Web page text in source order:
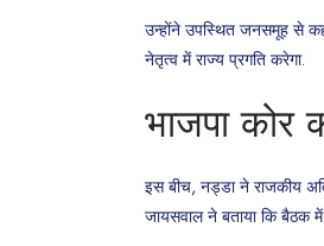
उन्होंने उपस्थित जनसमूह से
नेतृत्व में राज्य प्रगति करेगा.
भाजपा कोर
इस बीच, नड्डा ने राजकीय
जायसवाल ने बताया कि बैठक में